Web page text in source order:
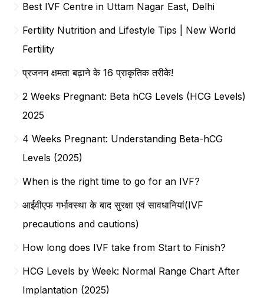
Best IVF Centre in Uttam Nagar East, Delhi
Fertility Nutrition and Lifestyle Tips | New World
Fertility
प्रजनन क्षमता बढ़ाने के 16 प्राकृतिक तरीके!
2 Weeks Pregnant: Beta hCG Levels (HCG Levels)
2025
4 Weeks Pregnant: Understanding Beta-hCG
Levels (2025)
When is the right time to go for an IVF?
आईवीएफ गर्भावस्था के बाद सुरक्षा एवं सावधानियां(IVF
precautions and cautions)
How long does IVF take from Start to Finish?
HCG Levels by Week: Normal Range Chart After
Implantation (2025)